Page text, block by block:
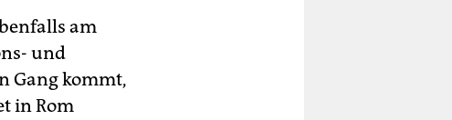
am
und
Gang kommt,
in Rom